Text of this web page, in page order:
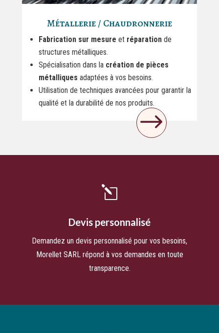
Métallerie / Chaudronnerie
Fabrication sur mesure et réparationde
structures métalliques.
Spécialisation dans la création de pièces
métalliques adaptées à vos besoins.
Utilisation de techniques avancées pour garantir la
qualité et la durabilité de nos produits.
$
l
Devis personnalisé
Demandez un devis personnalisé pour vos besoins,
Morellet SARL répond à vos demandes en toute
transparence.